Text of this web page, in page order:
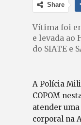
Share
Vítima foi
e levada ao
do SIATE e
A Polícia
COPOM
atender
corporal na